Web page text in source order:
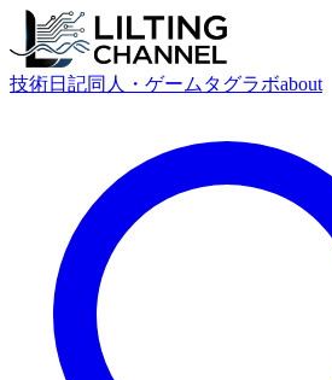
技術日記同人・ゲーム タグラボabout